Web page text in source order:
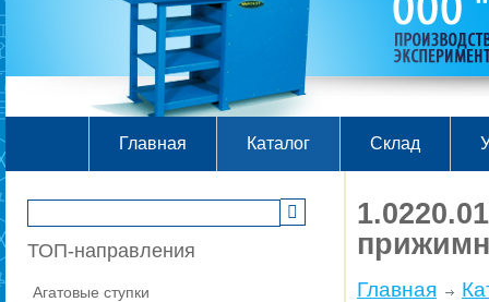
Главная Каталог Склад
ТОП-направления
Агатовые ступки
Главная